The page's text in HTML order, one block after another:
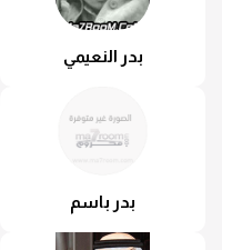
بدر النعيمي
بدر باسم